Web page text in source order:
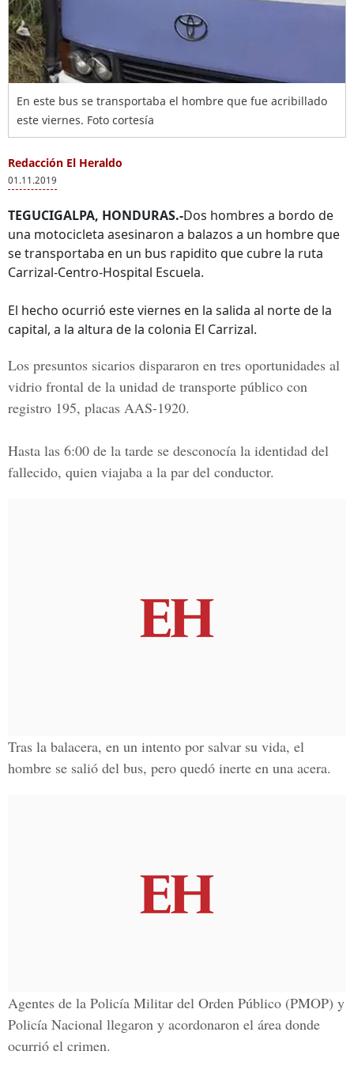
En este bus se transportaba el hombre que fue acribillado
este viernes. Foto cortesía
Redacción El Heraldo
01.11.2019
TEGUCIGALPA, HONDURAS.-Dos hombres a bordo de
una motocicleta asesinaron a balazos a un hombre que
se transportaba en un bus rapidito que cubre la ruta
Carrizal-Centro-Hospital Escuela.
El hecho ocurrió este viernes en la salida al norte de la
capital, a la altura de la colonia El Carrizal.
Los presuntos sicarios dispararon en tres oportunidades al
vidrio frontal de la unidad de transporte público con
registro 195, placas AAS-1920.
Hasta las 6:00 de la tarde se desconocía la identidad del
fallecido, quien viajaba a la par del conductor.
Tras la balacera, en un intento por salvar su vida, el
hombre se salió del bus, pero quedó inerte en una acera.
Agentes de la Policía Militar del Orden Público (PMOP) y
Policía Nacional llegaron y acordonaron el área donde
ocurrió el crimen.